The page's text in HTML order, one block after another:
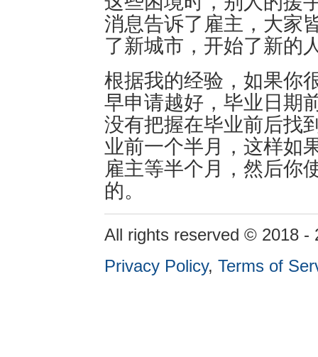
消息告诉了雇主，大家
了新城市，开始了新的
根据我的经验，如果你
早申请越好，毕业日期
没有把握在毕业前后找
业前一个半月，这样如
雇主等半个月，然后你
的。
All rights reserved © 2018 -
Privacy Policy, Terms of